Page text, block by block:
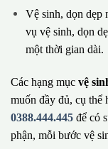
Vệ sinh, dọn dẹp
vụ vệ sinh, dọn
một thời gian dài.
Các hạng mục vệ
muốn đầy đủ, cụ thể
0388.444.445 để có
phận, mỗi bước vệ